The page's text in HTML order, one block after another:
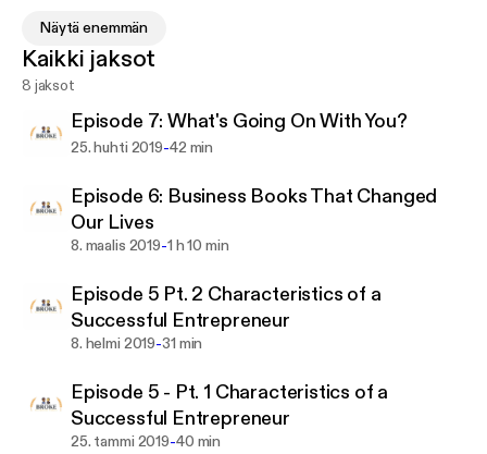
Alton and Chach met each other in the 8th grade
and are still best friends to this day. Alton took the
traditional route and went to college and business
school before embarking on the entrepreneurial
national attention. Chamel barely graduated from
high school and dropped out of college. They
somehow wound up in the exact same spot; Broke
get by. They will create any business they can to
avoid going back into the corporate lifestyle.
Tune in and subscribe as new episodes are released
weekly.
Find Us On Facebook, Instagram, and YouTube
Näytä enemmän
Kaikki jaksot
8 jaksot
Episode 7: What's Going On With You?
25. huhti 2019-42 min
Episode 6: Business Books That Changed
Our Lives
8. maalis 2019-1 h 10 min
Episode 5 Pt. 2 Characteristics of a
Successful Entrepreneur
8. helmi 2019-31 min
Episode 5 - Pt. 1 Characteristics of a
Successful Entrepreneur
25. tammi 2019-40 min